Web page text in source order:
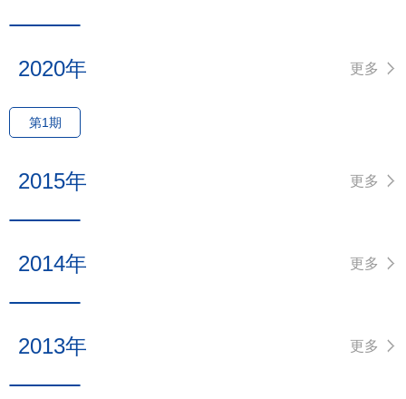
更多
2020年
第1期
更多
2015年
更多
2014年
更多
2013年